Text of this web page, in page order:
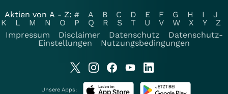
Aktien von A - Z: # A B C D E F G H I
J
K
L M N O P Q R S T U V W X Y
Z
Impressum
Disclaimer Datenschutz
Datenschutz-
Einstellungen
Nutzungsbedingungen
Unsere Apps: